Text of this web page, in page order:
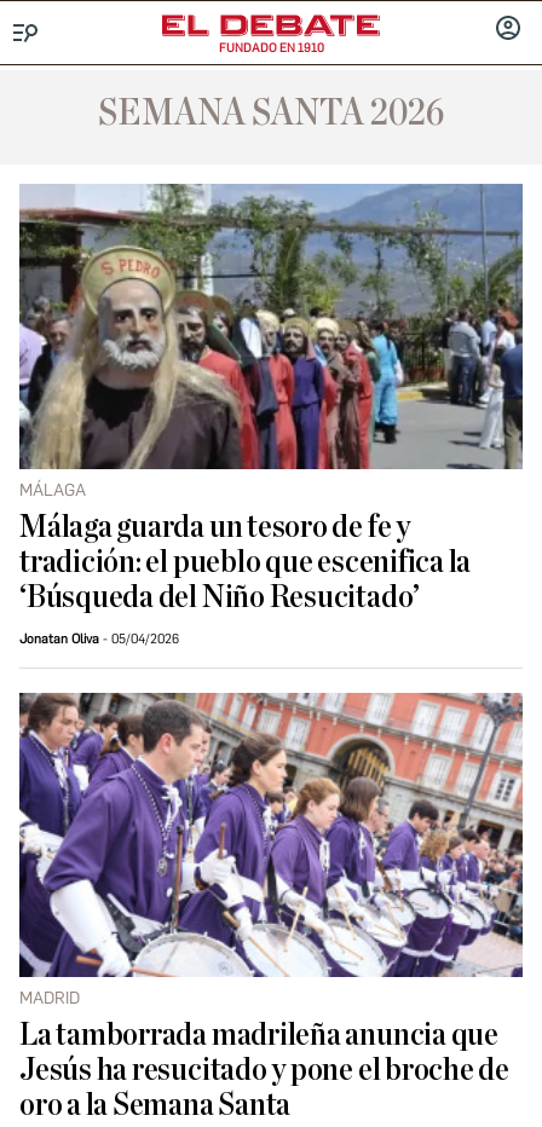
FUNDADO EN 1910
SEMANA SANTA 2026
MÁLAGA
Málaga guarda un tesoro de fe y
tradición: el pueblo que escenifica la
‘Búsqueda del Niño Resucitado’
Jonatan Oliva 05/04/2026
MADRID
La tamborrada madrileña anuncia que
Jesús ha resucitado y pone el broche de
oro a la Semana Santa